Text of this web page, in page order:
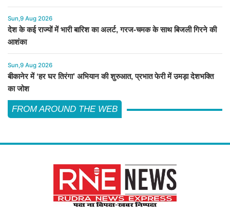
Sun,9 Aug 2026
देश के कई राज्यों में भारी बारिश का अलर्ट, गरज-चमक के साथ बिजली गिरने की
आशंका
Sun,9 Aug 2026
बीकानेर में ‘हर घर तिरंगा’ अभियान की शुरुआत, प्रभात फेरी में उमड़ा देशभक्ति
का जोश
FROM AROUND THE WEB